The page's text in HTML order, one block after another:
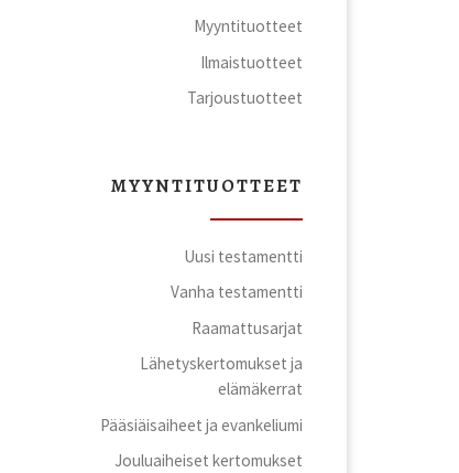
Myyntituotteet
Ilmaistuotteet
Tarjoustuotteet
MYYNTITUOTTEET
Uusi testamentti
Vanha testamentti
Raamattusarjat
Lähetyskertomukset ja
elämäkerrat
Pääsiäisaiheet ja evankeliumi
Jouluaiheiset kertomukset